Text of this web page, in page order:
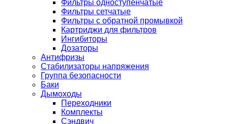
Фильтры одноступенчатые
Фильтры сетчатые
Фильтры с обратной промывкой
Картриджи для фильтров
Ингибиторы
Дозаторы
Антифризы
Стабилизаторы напряжения
Группа безопасности
Баки
Дымоходы
Переходники
Комплекты
Сэндвич